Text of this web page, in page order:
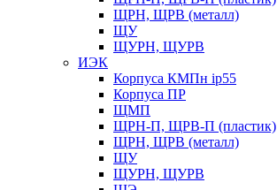
ЩРН, ЩРВ (металл)
ЩУ
ЩУРН, ЩУРВ
ИЭК
Корпуса КМПн ip55
Корпуса ПР
ЩМП
ЩРН-П, ЩРВ-П (пластик)
ЩРН, ЩРВ (металл)
ЩУ
ЩУРН, ЩУРВ